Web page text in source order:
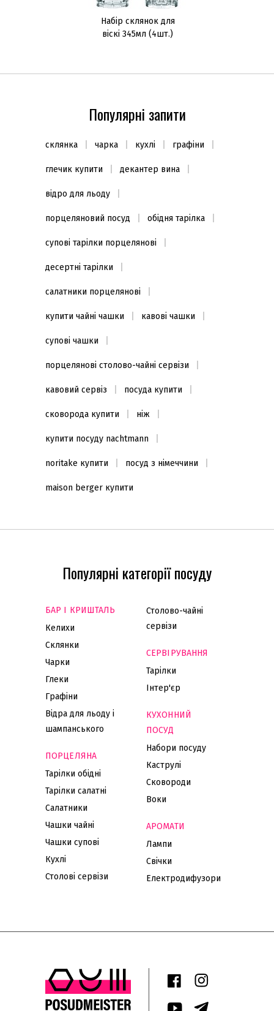
Набір склянок для
віскі 345мл (4шт.)
Популярні запити
склянка чарка кухлі графіни
глечик купити декантер вина
відро для льоду
порцеляновий посуд обідня тарілка
супові тарілки порцелянові
десертні тарілки
салатники порцелянові
купити чайні чашки кавові чашки
супові чашки
порцелянові столово-чайні сервізи
кавовий сервіз посуда купити
сковорода купити ніж
купити посуду nachtmann
noritake купити посуд з німеччини
maison berger купити
Популярні категорії посуду
БАР І КРИШТАЛЬ
Келихи
Склянки
Чарки
Глеки
Графіни
Відра для льоду і
шампанського
ПОРЦЕЛЯНА
Тарілки обідні
Тарілки салатні
Салатники
Чашки чайні
Чашки супові
Кухлі
Столові сервізи
Столово-чайні
сервізи
СЕРВІРУВАННЯ
Тарілки
Інтер'єр
КУХОННИЙ
ПОСУД
Набори посуду
Каструлі
Сковороди
Воки
АРОМАТИ
Лампи
Свічки
Електродифузори